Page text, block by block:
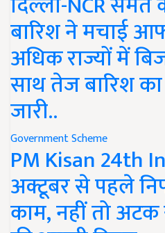
बारिश ने मचाई
अधिक राज्यों में
साथ तेज बारिश
जारी..
Government Scheme
PM Kisan 24th
अक्टूबर से पहले
काम, नहीं तो अटक